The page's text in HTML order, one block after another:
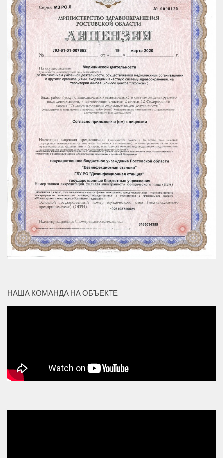
НАША КОМАНДА НА ОБЪЕКТЕ